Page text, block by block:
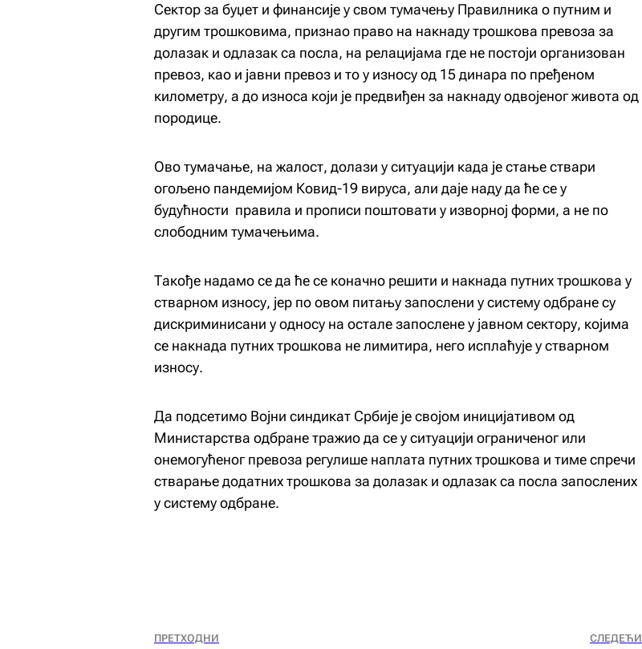
Сектор за буџет и финансије у свом тумачењу Правилника о путним и
другим трошковима, признао право на накнаду трошкова превоза за
долазак и одлазак са посла, на релацијама где не постоји организован
превоз, као и јавни превоз и то у износу од 15 динара по пређеном
километру, а до износа који је предвиђен за накнаду одвојеног живота од
породице.
Ово тумачање, на жалост, долази у ситуацији када је стање ствари
огољено пандемијом Ковид-19 вируса, али даје наду да ће се у
будућности правила и прописи поштовати у изворној форми, а не по
слободним тумачењима.
Такође надамо се да ће се коначно решити и накнада путних трошкова у
стварном износу, јер по овом питању запослени у систему одбране су
дискриминисани у односу на остале запослене у јавном сектору, којима
се накнада путних трошкова не лимитира, него исплаћује у стварном
износу.
Да подсетимо Војни синдикат Србије је својом иницијативом од
Министарства одбране тражио да се у ситуацији ограниченог или
онемогућеног превоза регулише наплата путних трошкова и тиме спречи
стварање додатних трошкова за долазак и одлазак са посла запослених
у систему одбране.
ПРЕТХОДНИ СЛЕДЕЋИ